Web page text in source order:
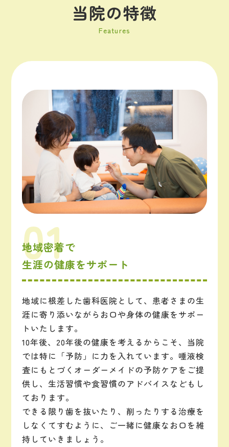
当院の特徴
Features
地域密着で
生涯の健康をサポート
地域に根差した歯科医院として、患者さまの生
涯に寄り添いながらお口や身体の健康をサポー
トいたします。
10年後、20年後の健康を考えるからこそ、当院
では特に「予防」に力を入れています。唾液検
査にもとづくオーダーメイドの予防ケアをご提
供し、生活習慣や食習慣のアドバイスなどもし
ております。
できる限り歯を抜いたり、削ったりする治療を
しなくてすむように、ご一緒に健康なお口を維
持していきましょう。